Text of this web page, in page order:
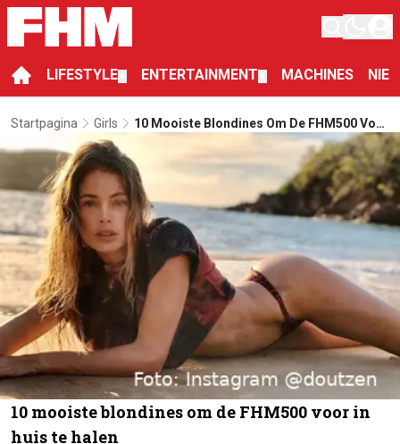
LIFESTYLE ENTERTAINMENT MACHINES
Startpagina Girls
10 Mooiste Blondines Om De FHM500 Voor
10 mooiste blondines om de FHM500 voor in
huis te halen